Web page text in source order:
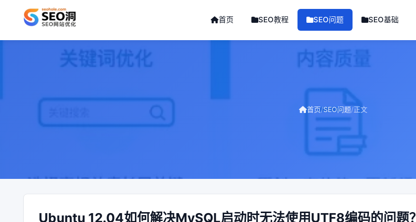
首页 SEO教程 SEO问题 SEO基础
首页/SEO问题/正文
Ubuntu 12.04如何解决MySQL启动时无法使用UTF8编码的问题？